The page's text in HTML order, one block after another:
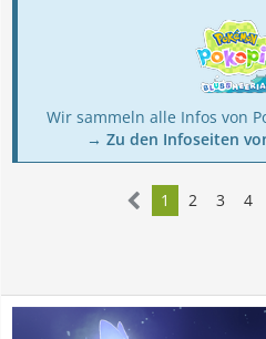
Wir sammeln alle Infos von
→ Zu den Infoseiten
1 2 3 4